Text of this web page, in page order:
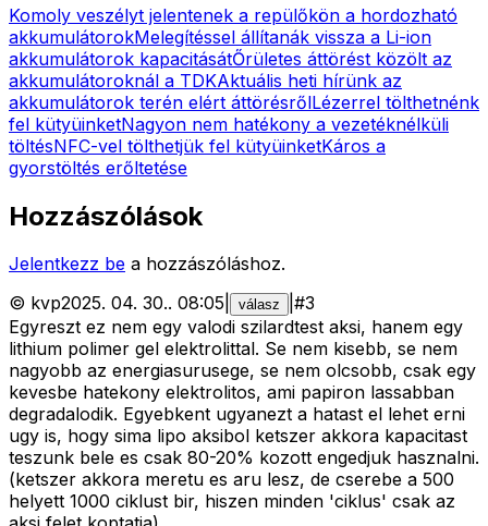
Komoly veszélyt jelentenek a repülőkön a hordozható
akkumulátorokMelegítéssel állítanák vissza a Li-ion
akkumulátorok kapacitásátŐrületes áttörést közölt az
akkumulátoroknál a TDKAktuális heti hírünk az
akkumulátorok terén elért áttörésrőlLézerrel tölthetnénk
fel kütyüinketNagyon nem hatékony a vezetéknélküli
töltésNFC-vel tölthetjük fel kütyüinketKáros a
gyorstöltés erőltetése
Hozzászólások
Jelentkezz be a hozzászóláshoz.
© kvp2025. 04. 30.. 08:05 válasz #3
Egyreszt ez nem egy valodi szilardtest aksi, hanem egy
lithium polimer gel elektrolittal. Se nem kisebb, se nem
nagyobb az energiasurusege, se nem olcsobb, csak egy
kevesbe hatekony elektrolitos, ami papiron lassabban
degradalodik. Egyebkent ugyanezt a hatast el lehet erni
ugy is, hogy sima lipo aksibol ketszer akkora kapacitast
teszunk bele es csak 80-20% kozott engedjuk hasznalni.
(ketszer akkora meretu es aru lesz, de cserebe a 500
helyett 1000 ciklust bir, hiszen minden 'ciklus' csak az